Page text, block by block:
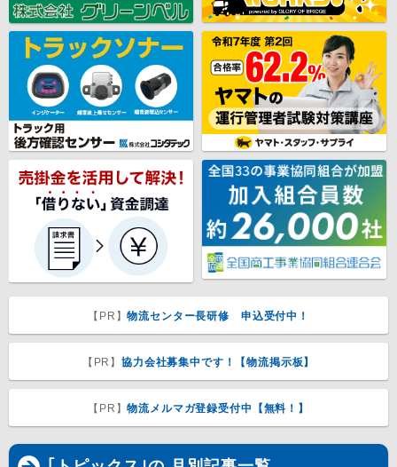
【PR】物流センター長研修 申込受付中！
【PR】協力会社募集中です！【物流掲示板】
【PR】物流メルマガ登録受付中【無料！】